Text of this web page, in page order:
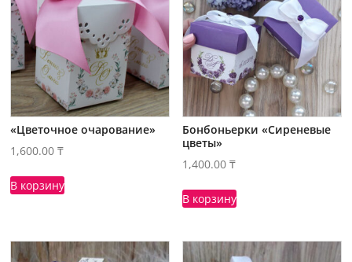
«Цветочное очарование»
1,600.00₸
В корзину
Бонбоньерки «Сиреневые
цветы»
1,400.00₸
В корзину